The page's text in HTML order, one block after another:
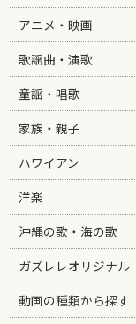
アニメ・映画
歌謡曲・演歌
童謡・唱歌
家族・親子
ハワイアン
洋楽
沖縄の歌・海の歌
ガズレレオリジナル
動画の種類から探す